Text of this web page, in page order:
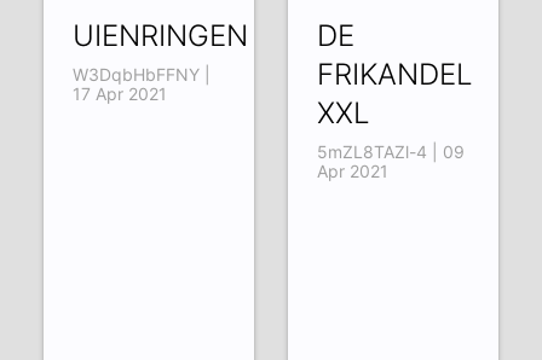
UIENRINGEN
W3DqbHbFFNY |
17 Apr 2021
DE
FRIKANDEL
XXL
5mZL8TAZl-4 | 09
Apr 2021